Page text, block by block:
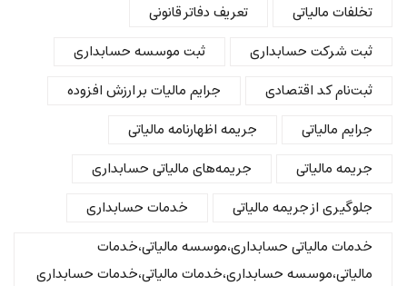
تخلفات مالیاتی
تعریف دفاتر قانونی
ثبت شرکت حسابداری
ثبت موسسه حسابداری
ثبت‌نام کد اقتصادی
جرایم مالیات بر ارزش افزوده
جرایم مالیاتی
جریمه اظهارنامه مالیاتی
جریمه مالیاتی
جریمه‌های مالیاتی حسابداری
جلوگیری از جریمه مالیاتی
خدمات حسابداری
خدمات مالیاتی حسابداری،موسسه مالیاتی،خدمات
مالیاتی،موسسه حسابداری،خدمات مالیاتی،خدمات حسابداری